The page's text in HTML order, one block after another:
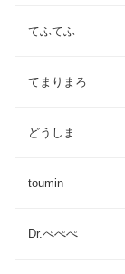
てふてふ
てまりまろ
どうしま
toumin
Dr.ぺぺぺ